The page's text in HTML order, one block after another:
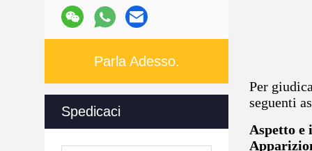
Parla Adesso.
Spedicaci
Per
seguenti
Aspetto e